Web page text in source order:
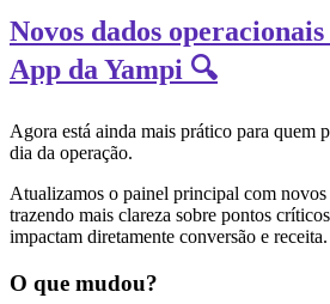
Novos dados
App da Yampi 🔍
Agora está ainda mais prático para quem
dia da operação.
Atualizamos o painel principal com
trazendo mais clareza sobre pontos
impactam diretamente conversão e receita.
O que mudou?